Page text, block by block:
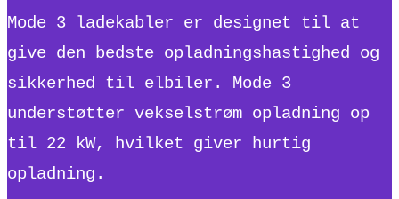
Mode 3 ladekabler er designet til at
give den bedste opladningshastighed og
sikkerhed til elbiler. Mode 3
understøtter vekselstrøm opladning op
til 22 kW, hvilket giver hurtig
opladning.